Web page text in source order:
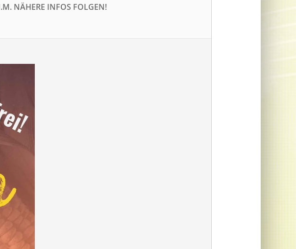
NÄHERE INFOS FOLGEN!